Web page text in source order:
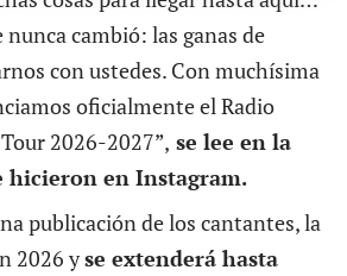
nunca cambió: las ganas de
con ustedes. Con muchísima
oficialmente el Radio
2026-2027”, se lee en la
hicieron en Instagram.
publicación de los cantantes, la
2026 yse extenderá hasta